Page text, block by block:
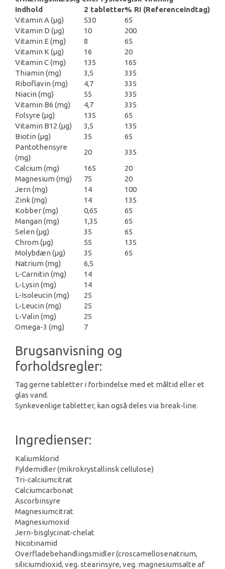
Indhold
2 tabletter% RI (Referenceindtag)
Vitamin A (μg)
530
65
Vitamin D (μg)
10
200
Vitamin E (mg)
8
65
Vitamin K (μg)
16
20
Vitamin C (mg)
135
165
Thiamin (mg)
3,5
335
Riboflavin (mg)
4,7
335
Niacin (mg)
55
335
Vitamin B6 (mg)
4,7
335
Folsyre (μg)
135
65
Vitamin B12 (μg)
3,5
135
Biotin (μg)
35
65
Pantothensyre
(mg)
20
335
Calcium (mg)
165
20
Magnesium (mg)
75
20
Jern (mg)
14
100
Zink (mg)
14
135
Kobber (mg)
0,65
65
Mangan (mg)
1,35
65
Selen (μg)
35
65
Chrom (μg)
55
135
Molybdæn (μg)
35
65
Natrium (mg)
6,5
L-Carnitin (mg)
14
L-Lysin (mg)
14
L-Isoleucin (mg)
25
L-Leucin (mg)
25
L-Valin (mg)
25
Omega-3 (mg)
7
Brugsanvisning og
forholdsregler:
Tag gerne tabletter i forbindelse med et måltid eller et
glas vand.
Synkevenlige tabletter, kan også deles via break-line.
Ingredienser:
Kaliumklorid
Fyldemidler (mikrokrystallinsk cellulose)
Tri-calciumcitrat
Calciumcarbonat
Ascorbinsyre
Magnesiumcitrat
Magnesiumoxid
Jern-bisglycinat-chelat
Nicotinamid
Overfladebehandlingsmidler (croscamellosenatrium,
siliciumdioxid, veg. stearinsyre, veg. magnesiumsalte af